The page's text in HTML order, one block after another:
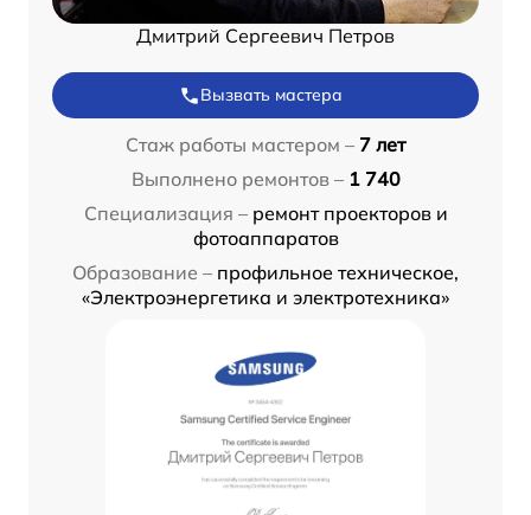
Дмитрий Сергеевич Петров
Вызвать мастера
Стаж работы мастером – 7 лет
Выполнено ремонтов – 1 740
Специализация – ремонт проекторов и
фотоаппаратов
Образование – профильное техническое,
«Электроэнергетика и электротехника»